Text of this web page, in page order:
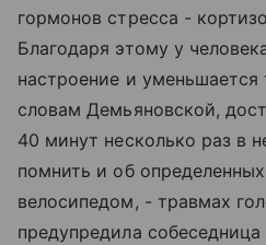
гормонов стресса -
Благодаря этому у
настроение и
словам Демьяновской,
40 минут несколько раз в
помнить и об
велосипедом, - травмах
предупредила собеседница